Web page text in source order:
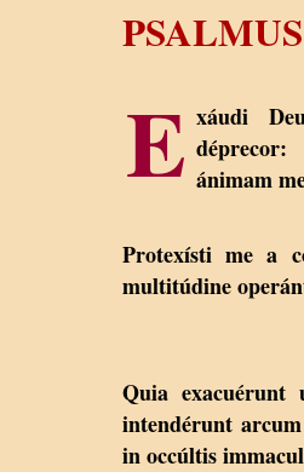
E xáudi
déprecor:
ánimam
Protexísti me a
multitúdine
Quia
intendérunt
in occúltis